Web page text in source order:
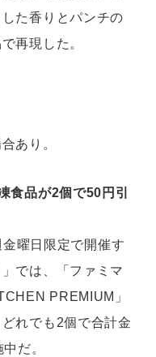
た香りとパンチの
再現した。
あり。
食品が2個で50円引
曜日限定で開催す
では、「ファミマ
PREMIUM」
れでも2個で合計金
だ。